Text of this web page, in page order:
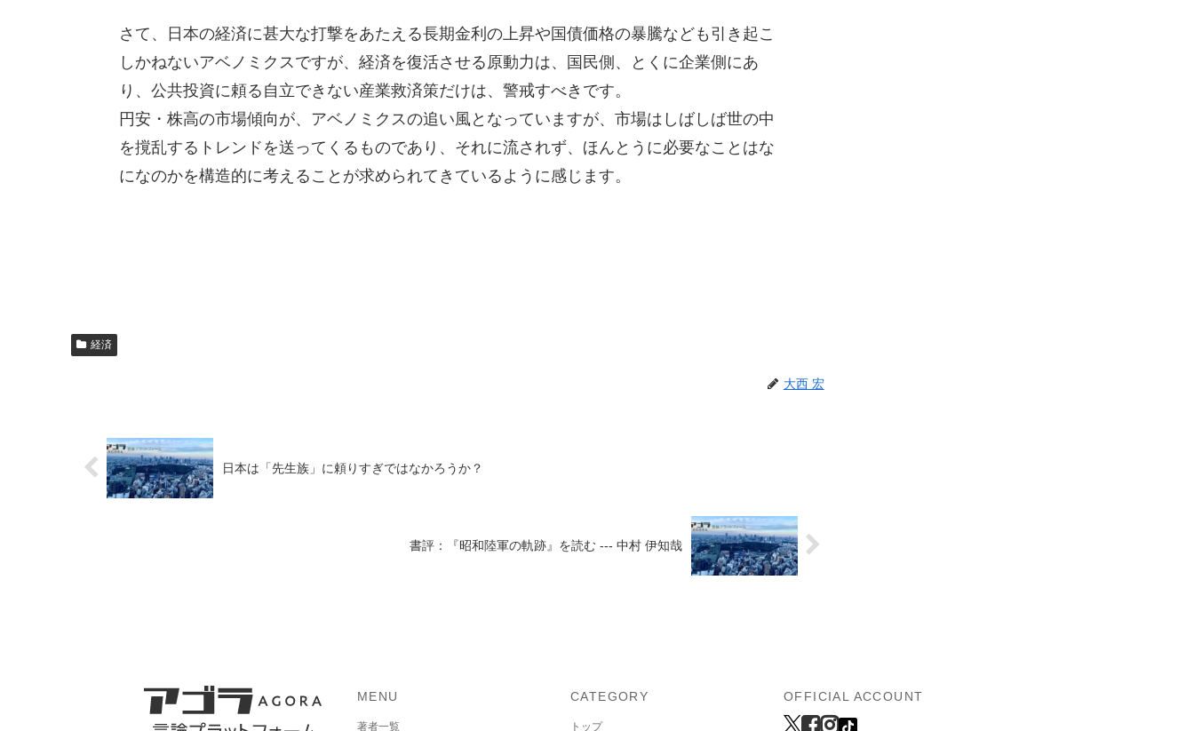
さて、日本の経済に甚大な打撃をあたえる長期金利の上昇や国債価格の暴騰なども引き起こ
しかねないアベノミクスですが、経済を復活させる原動力は、国民側、とくに企業側にあ
り、公共投資に頼る自立できない産業救済策だけは、警戒すべきです。
円安・株高の市場傾向が、アベノミクスの追い風となっていますが、市場はしばしば世の中
を撹乱するトレンドを送ってくるものであり、それに流されず、ほんとうに必要なことはな
になのかを構造的に考えることが求められてきているように感じます。
経済
大西 宏
日本は「先生族」に頼りすぎではなかろうか？
書評：『昭和陸軍の軌跡』を読む --- 中村 伊知哉
MENU
著者一覧
CATEGORY
トップ
OFFICIAL ACCOUNT